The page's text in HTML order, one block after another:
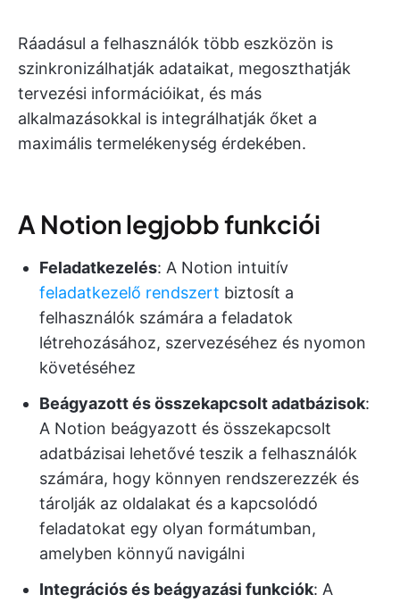
Ráadásul a felhasználók több eszközön is
szinkronizálhatják adataikat, megoszthatják
tervezési információikat, és más
alkalmazásokkal is integrálhatják őket a
maximális termelékenység érdekében.
A Notion legjobb funkciói
Feladatkezelés: A Notion intuitív
feladatkezelő rendszert biztosít a
felhasználók számára a feladatok
létrehozásához, szervezéséhez és nyomon
követéséhez
Beágyazott és összekapcsolt adatbázisok:
A Notion beágyazott és összekapcsolt
adatbázisai lehetővé teszik a felhasználók
számára, hogy könnyen rendszerezzék és
tárolják az oldalakat és a kapcsolódó
feladatokat egy olyan formátumban,
amelyben könnyű navigálni
Integrációs és beágyazási funkciók: A